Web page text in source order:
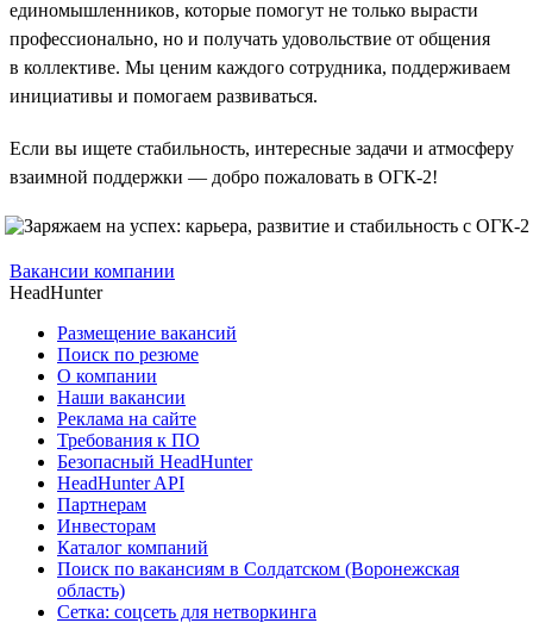
единомышленников, которые помогут не только вырасти
профессионально, но и получать удовольствие от общения
в коллективе. Мы ценим каждого сотрудника, поддерживаем
инициативы и помогаем развиваться.
Если вы ищете стабильность, интересные задачи и атмосферу
взаимной поддержки — добро пожаловать в ОГК-2!
Вакансии компании
HeadHunter
Размещение вакансий
Поиск по резюме
О компании
Наши вакансии
Реклама на сайте
Требования к ПО
Безопасный HeadHunter
HeadHunter API
Партнерам
Инвесторам
Каталог компаний
Поиск по вакансиям в Солдатском (Воронежская
область)
Сетка: соцсеть для нетворкинга